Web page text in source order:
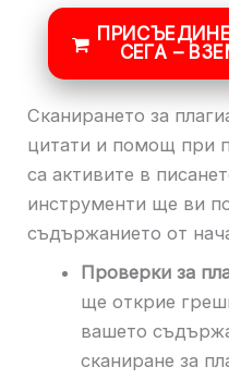
СЕГА –
Сканирането за
цитати и помощ при
са активите в
инструменти ще ви
съдържанието от
Проверки за
ще открие
вашето
сканиране за